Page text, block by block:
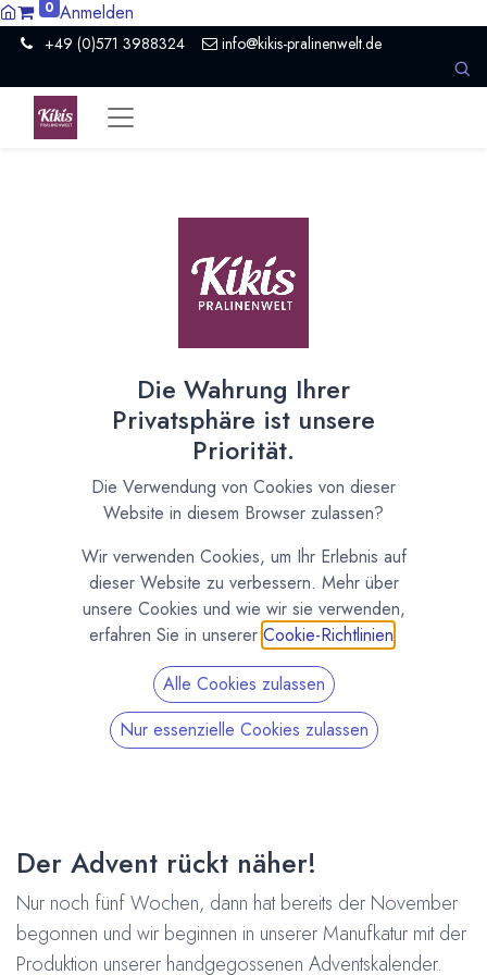
0 Anmelden
+49 (0)571 3988324 info@kikis-pralinenwelt.de
vorbestellen!
Neben edler Vollmilschokolade auch verschiedene
Wunsch-Schokoladen möglich
30. September 2020 durch
Der Advent rückt näher!
Nur noch fünf Wochen, dann hat bereits der November
begonnen und wir beginnen in unserer Manufkatur mit der
Produktion unserer handgegossenen Adventskalender.
Die Wahrung Ihrer
Privatsphäre ist unsere
Priorität.
Die Verwendung von Cookies von dieser
Website in diesem Browser zulassen?
Wir verwenden Cookies, um Ihr Erlebnis auf
dieser Website zu verbessern. Mehr über
unsere Cookies und wie wir sie verwenden,
erfahren Sie in unserer Cookie-Richtlinien
Alle Cookies zulassen
Nur essenzielle Cookies zulassen